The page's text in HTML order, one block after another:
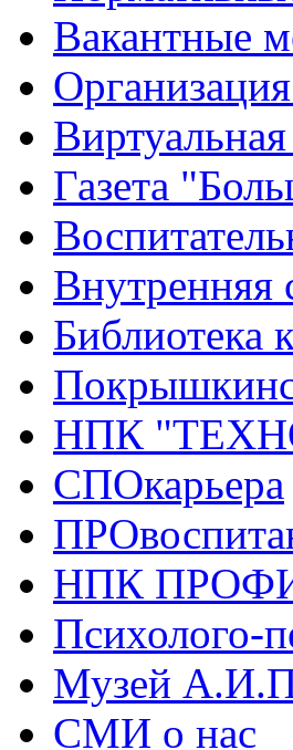
Вакантные
Газета
Внутренняя
Библиотека
НПК
СПОкарьера
НПК
Психолого-
Музей
СМИ о нас